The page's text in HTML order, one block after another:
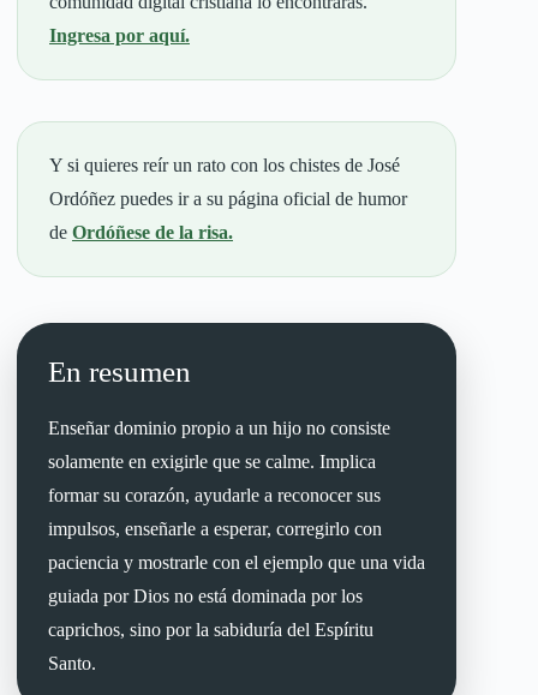
Ingresa por aquí.
Y si quieres reír un rato con los chistes de José
Ordóñez puedes ir a su página oficial de humor
de Ordóñese de la risa.
En resumen
Enseñar dominio propio a un hijo no consiste
solamente en exigirle que se calme. Implica
formar su corazón, ayudarle a reconocer sus
impulsos, enseñarle a esperar, corregirlo con
paciencia y mostrarle con el ejemplo que una vida
guiada por Dios no está dominada por los
caprichos, sino por la sabiduría del Espíritu
Santo.